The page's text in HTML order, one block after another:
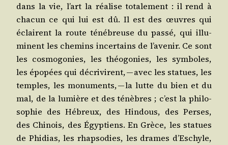
dans la vie, l’art la réa­lise tota­le­ment : il rend à
cha­cun ce qui lui est dû. Il est des œuvres qui
éclairent la route téné­breuse du pas­sé, qui illu­
minent les che­mins incer­tains de l’avenir. Ce sont
les cos­mo­go­nies, les théo­go­nies, les sym­boles,
les épo­pées qui décri­virent, — avec les sta­tues, les
temples, les monu­ments, — la lutte du bien et du
mal, de la lumière et des ténèbres ; c’est la phi­lo­
so­phie des Hébreux, des Hin­dous, des Perses,
des Chi­nois, des Égyp­tiens. En Grèce, les sta­tues
de Phi­dias, les rhap­so­dies, les drames d’Eschyle,